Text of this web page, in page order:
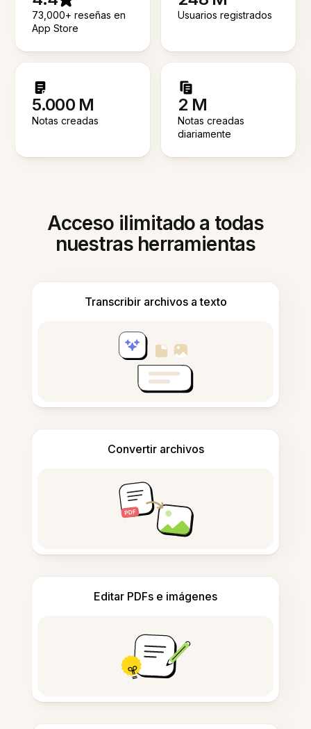
73,000+ reseñas en
App Store
Usuarios registrados
5.000 M
Notas creadas
2 M
Notas creadas
diariamente
Acceso ilimitado a todas
nuestras herramientas
Transcribir archivos a texto
Convertir archivos
Editar PDFs e imágenes